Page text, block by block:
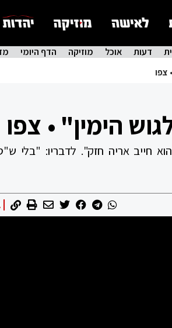
דעות אוכל מוזיקה הדף היומי
צפו
הימין" • צפו
חייב אריה חזק". לדבריו: "בלי